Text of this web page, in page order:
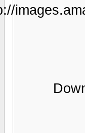
http://